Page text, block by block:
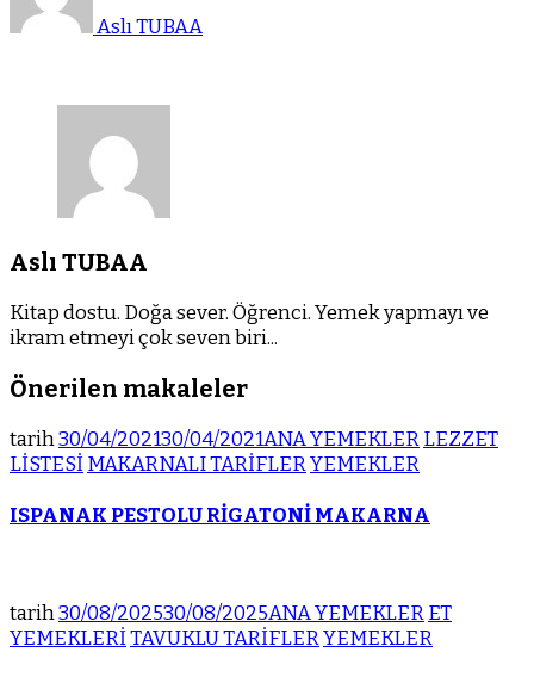
Aslı TUBAA
Aslı TUBAA
Kitap dostu. Doğa sever. Öğrenci. Yemek yapmayı ve
ikram etmeyi çok seven biri...
Önerilen makaleler
tarih30/04/202130/04/2021ANA YEMEKLERLEZZET
LİSTESİMAKARNALI TARİFLERYEMEKLER
ISPANAK PESTOLU RİGATONİ MAKARNA
tarih30/08/202530/08/2025ANA YEMEKLERET
YEMEKLERİTAVUKLU TARİFLERYEMEKLER